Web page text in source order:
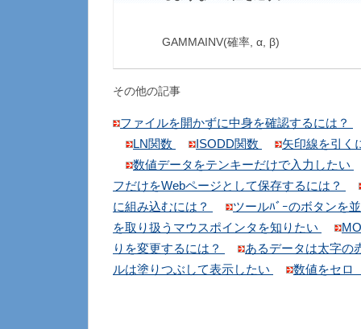
GAMMAINV(確率, α, β)
その他の記事
ファイルを開かずに中身を確認するには？
LN関数
ISODD関数
矢印線を引く
数値データをテンキーだけで入力したい
フだけをWebページとして保存するには？
に組み込むには？
ツールﾊﾞｰのボタンを
を取り扱うマウスポインタを知りたい
りを変更するには？
あるデータは太字の
ルは塗りつぶして表示したい
数値をセロ